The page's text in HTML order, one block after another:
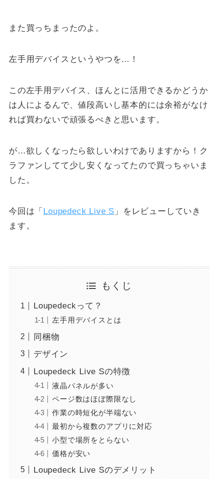
また買っちまったのよ。
左手用デバイスというやつを…！
この左手用デバイス、ほんとに活用できるかどうか
は人によるんで、値段高いし基本的には余裕がなけ
れば買わないで頑張るべきと思います。
が…欲しくなったら欲しいわけでありますから！ク
ラファンしてて少し安くなってたので買っちゃいま
した。
今回は「 Loupedeck Live S 」をレビューしていき
ます。
もくじ
Loupedeckって？
左手用デバイスとは
同梱物
デザイン
Loupedeck Live Sの特徴
液晶パネルが多い
ページ数はほぼ際限なし
作業の時短化が半端ない
最初から複数のアプリに対応
小型で場所をとらない
価格が安い
Loupedeck Live Sのデメリット